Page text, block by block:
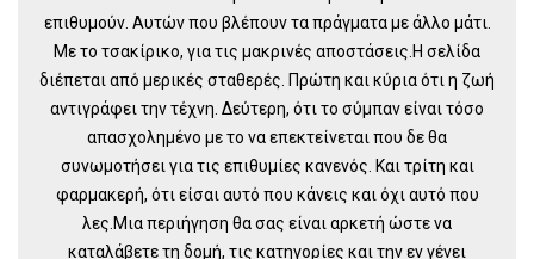
επιθυμούν. Αυτών που βλέπουν τα πράγματα με άλλο μάτι.
Με το τσακίρικο, για τις μακρινές αποστάσεις.Η σελίδα
διέπεται από μερικές σταθερές. Πρώτη και κύρια ότι η ζωή
αντιγράφει την τέχνη. Δεύτερη, ότι το σύμπαν είναι τόσο
απασχολημένο με το να επεκτείνεται που δε θα
συνωμοτήσει για τις επιθυμίες κανενός. Και τρίτη και
φαρμακερή, ότι είσαι αυτό που κάνεις και όχι αυτό που
λες.Μια περιήγηση θα σας είναι αρκετή ώστε να
καταλάβετε τη δομή, τις κατηγορίες και την εν γένει